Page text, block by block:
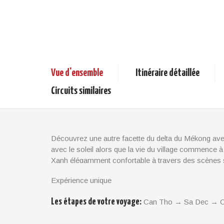
Vue d'ensemble Itinéraire détaillée
Circuits similaires
Découvrez une autre facette du delta du Mékong
avec le soleil alors que la vie du village commence
Xanh élégamment confortable à travers des
Expérience unique
Les étapes de votre voyage: Can Tho → Sa Dec →